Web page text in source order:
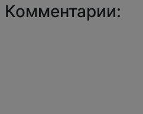
Комментарии: